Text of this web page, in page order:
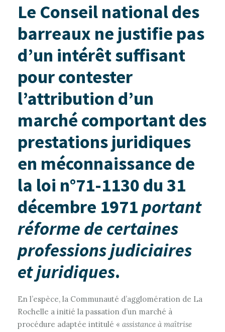
Le Conseil national des
barreaux ne justifie pas
d’un intérêt suffisant
pour contester
l’attribution d’un
marché comportant des
prestations juridiques
en méconnaissance de
la loi n°71-1130 du 31
décembre 1971portant
réforme de certaines
professions judiciaires
et juridiques.
En l’espèce, la Communauté d’agglomération de La
Rochelle a initié la passation d’un marché à
procédure adaptée intitulé « assistance à maîtrise